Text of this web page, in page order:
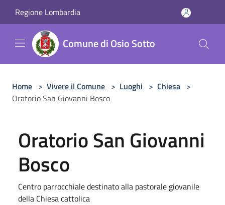
Regione Lombardia
Comune di Osio Sotto
Home > Vivere il Comune > Luoghi > Chiesa >
Oratorio San Giovanni Bosco
Oratorio San Giovanni
Bosco
Centro parrocchiale destinato alla pastorale giovanile
della Chiesa cattolica